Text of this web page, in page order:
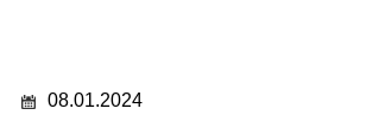
08.01.2024